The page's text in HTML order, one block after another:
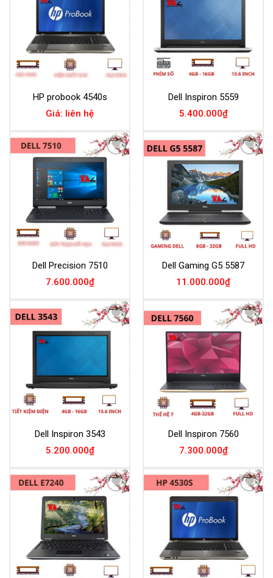
HP probook 4540s
Giá: liên hệ
Dell Inspiron 5559
5.400.000₫
Add to
Wishlist
Dell Precision 7510
7.600.000₫
Add to
Wishlist
Dell Gaming G5 5587
11.000.000₫
Add to
Dell Inspiron 3543
5.200.000₫
Add to
Wishlist
Dell Inspiron 7560
7.300.000₫
Add to
Wishlist
Add to